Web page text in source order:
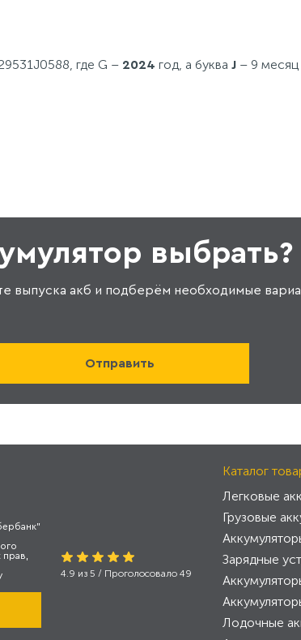
где G – 2024 год, а буква J – 9 месяц
выбрать?
выпуска акб и подберём необходимые
4.9 из 5 / Проголосовало 49
Каталог
Легковые
Грузовые
Зарядные
Лодочные